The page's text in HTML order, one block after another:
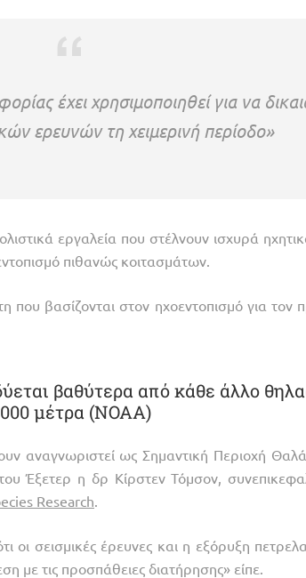
έχει χρησιμοποιηθεί για να
ερευνών τη χειμερινή περίοδο»
εργαλεία που στέλνουν ισχυρά
πιθανώς κοιτασμάτων.
που βασίζονται στον ηχοεντοπισμό για τον
βαθύτερα από κάθε άλλο
μέτρα (NOAA)
αναγνωριστεί ως Σημαντική Περιοχή
Έξετερ η δρ Κίρστεν Τόμσον,
Research
σεισμικές έρευνες και η εξόρυξη
με τις προσπάθειες διατήρησης» είπε.